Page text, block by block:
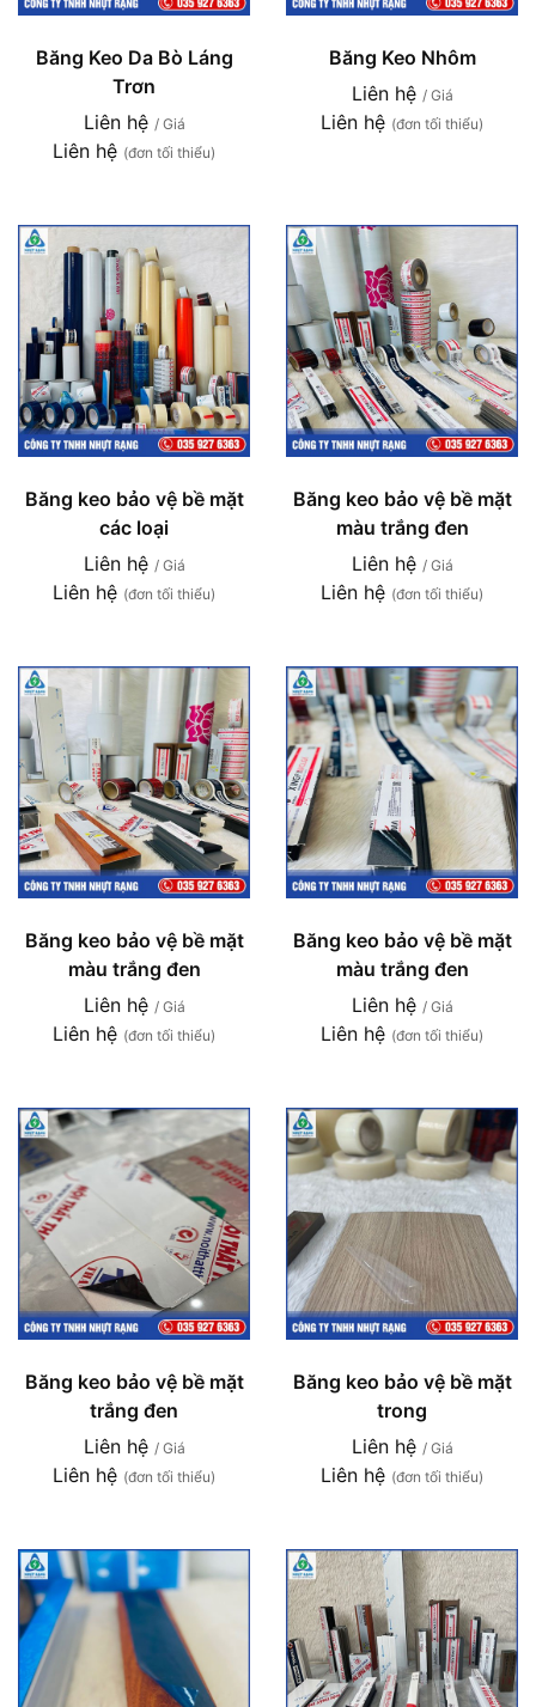
Băng Keo Da Bò Láng
Trơn
Liên hệ / Giá
Liên hệ (đơn tối thiểu)
Băng Keo Nhôm
Liên hệ / Giá
Liên hệ (đơn tối thiểu)
Băng keo bảo vệ bề mặt
các loại
Liên hệ / Giá
Liên hệ (đơn tối thiểu)
Băng keo bảo vệ bề mặt
màu trắng đen
Liên hệ / Giá
Liên hệ (đơn tối thiểu)
Băng keo bảo vệ bề mặt
màu trắng đen
Liên hệ / Giá
Liên hệ (đơn tối thiểu)
Băng keo bảo vệ bề mặt
màu trắng đen
Liên hệ / Giá
Liên hệ (đơn tối thiểu)
Băng keo bảo vệ bề mặt
trắng đen
Liên hệ / Giá
Liên hệ (đơn tối thiểu)
Băng keo bảo vệ bề mặt
trong
Liên hệ / Giá
Liên hệ (đơn tối thiểu)